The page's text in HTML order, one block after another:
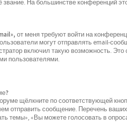
звание. На большинстве конференций
от меня требуют войти на
могут отправлять email-
включил такую возможность. Это
пользователями.
щёлкните по соответствующей
отправить сообщение. Перечень
темы», «Вы можете голосовать в